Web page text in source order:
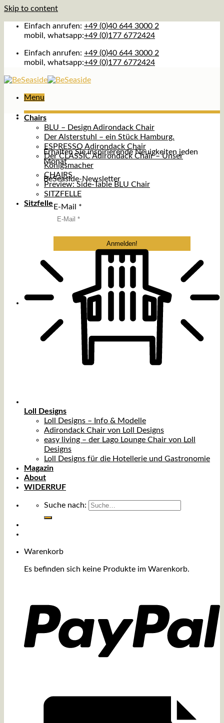
Skip to content
Einfach anrufen: +49 (0)40 644 3000 2
mobil, whatsapp:+49 (0)177 6772424
Einfach anrufen: +49 (0)40 644 3000 2
mobil, whatsapp:+49 (0)177 6772424
Menu
Erhalten Sie inspirierende Neuigkeiten jeden
Monat
BeSeaside-Newsletter
E-Mail *
Chairs
BLU – Design Adirondack Chair
Der Alsterstuhl – ein Stück Hamburg.
ESPRESSO Adirondack Chair
Der CLASSIC Adirondack Chair – Unser
Königsmacher
CHAIRS
Preview: Side-Table BLU Chair
SITZFELLE
Sitzfelle
Loll Designs
Loll Designs – Info & Modelle
Adirondack Chair von Loll Designs
easy living – der Lago Lounge Chair von Loll
Designs
Loll Designs für die Hotellerie und Gastronomie
Magazin
About
WIDERRUF
Suche nach:
Warenkorb
Es befinden sich keine Produkte im Warenkorb.